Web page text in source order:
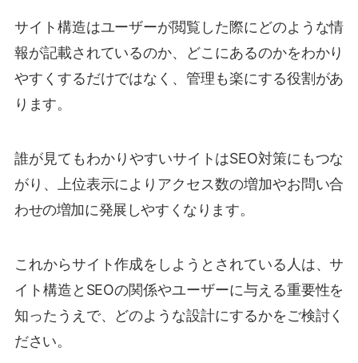
サイト構造はユーザーが閲覧した際にどのような情
報が記載されているのか、どこにあるのかをわかり
やすくするだけではなく、管理も楽にする役割があ
ります。
誰が見てもわかりやすいサイトはSEO対策にもつな
がり、上位表示によりアクセス数の増加やお問い合
わせの増加に発展しやすくなります。
これからサイト作成をしようとされている人は、サ
イト構造とSEOの関係やユーザーに与える重要性を
知ったうえで、どのような設計にするかをご検討く
ださい。